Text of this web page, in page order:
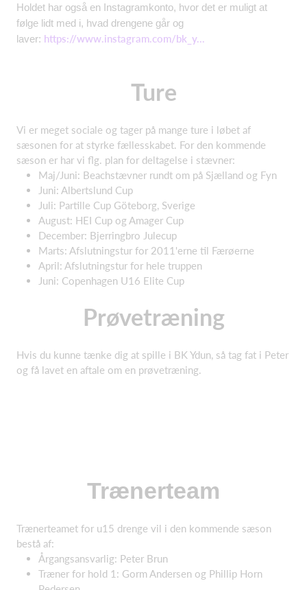
Holdet har også en Instagramkonto, hvor det er muligt at
følge lidt med i, hvad drengene går og
laver: https://www.instagram.com/bk_y...
Ture
Vi er meget sociale og tager på mange ture i løbet af
sæsonen for at styrke fællesskabet. For den kommende
sæson er har vi flg. plan for deltagelse i stævner:
Maj/Juni: Beachstævner rundt om på Sjælland og Fyn
Juni: Albertslund Cup
Juli: Partille Cup Göteborg, Sverige
August: HEI Cup og Amager Cup
December: Bjerringbro Julecup
Marts: Afslutningstur for 2011'erne til Færøerne
April: Afslutningstur for hele truppen
Juni: Copenhagen U16 Elite Cup
Prøvetræning
Hvis du kunne tænke dig at spille i BK Ydun, så tag fat i Peter
og få lavet en aftale om en prøvetræning.
Trænerteam
Trænerteamet for u15 drenge vil i den kommende sæson
bestå af:
Årgangsansvarlig: Peter Brun
Træner for hold 1: Gorm Andersen og Phillip Horn